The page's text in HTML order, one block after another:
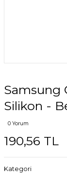
Samsung
Silikon -
0 Yorum
190,56 TL
Kategori